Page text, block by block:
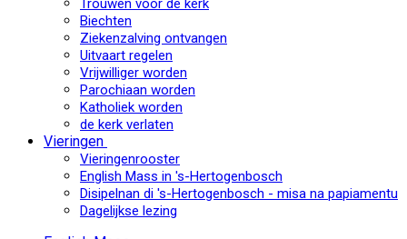
Trouwen voor de kerk
Biechten
Ziekenzalving ontvangen
Uitvaart regelen
Vrijwilliger worden
Parochiaan worden
Katholiek worden
de kerk verlaten
Vieringen
Vieringenrooster
English Mass in 's-Hertogenbosch
Disipelnan di 's-Hertogenbosch - misa na papiamentu
Dagelijkse lezing